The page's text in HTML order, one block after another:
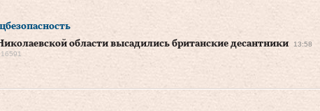
области высадились британские десантники
13:58
16591